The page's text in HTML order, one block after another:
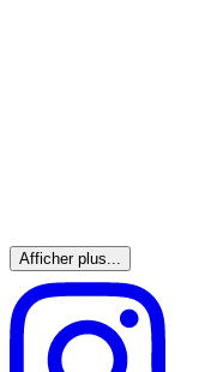
Afficher plus...